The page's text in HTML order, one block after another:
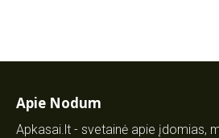
Apie Nodum
Apkasai.lt - svetainė apie įdomias,